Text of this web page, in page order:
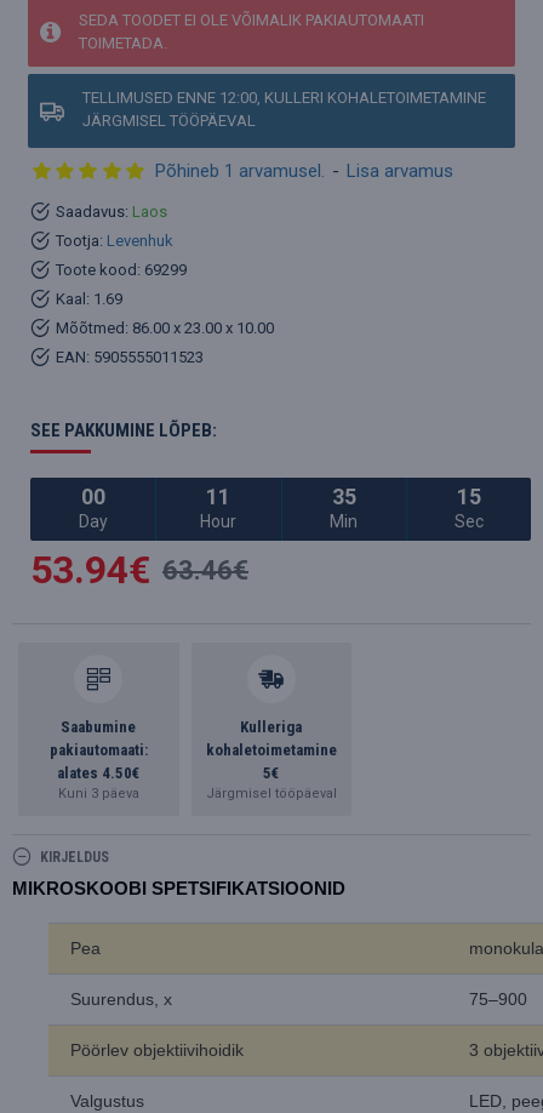
SEDA TOODET EI OLE VÕIMALIK PAKIAUTOMAATI
TOIMETADA.
TELLIMUSED ENNE 12:00, KULLERI KOHALETOIMETAMINE
JÄRGMISEL TÖÖPÄEVAL
Saadavus: Laos
Tootja: Levenhuk
Toote kood: 69299
Kaal: 1.69
Mõõtmed: 86.00 x 23.00 x 10.00
EAN: 5905555011523
Põhineb 1 arvamusel. - Lisa arvamus
SEE PAKKUMINE LÕPEB:
00
Day
11
Hour
35
Min
15
Sec
53.94€ 63.46€
Saabumine
pakiautomaati:
alates 4.50€
Kuni 3 päeva
Kulleriga
kohaletoimetamine
5€
Järgmisel tööpäeval
KIRJELDUS
MIKROSKOOBI SPETSIFIKATSIOONID
Pea
Suurendus, x 75–900
Pöörlev objektiivihoidik 3
Valgustus LED,